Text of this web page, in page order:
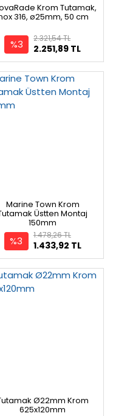
Krom Tutamak,
316, ø25mm, 50 cm
%3 2.251,89 TL
2.321,54 TL
Marine Town Krom
Üstten Montaj
150mm
%3 1.433,92 TL
1.478,26 TL
Ø22mm Krom
625x120mm